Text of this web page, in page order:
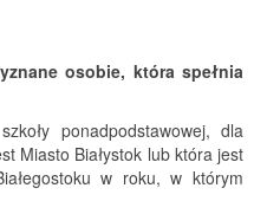
osobie, która spełnia
ponadpodstawowej, dla
Miasto Białystok lub która jest
w roku, w którym